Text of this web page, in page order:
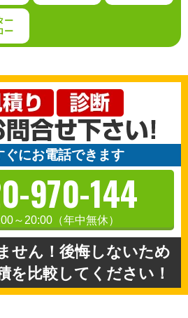
ー
ー
ぐにお電話できます
970-144
～20:00（年中無休）
せん！後悔しないため
を比較してください！